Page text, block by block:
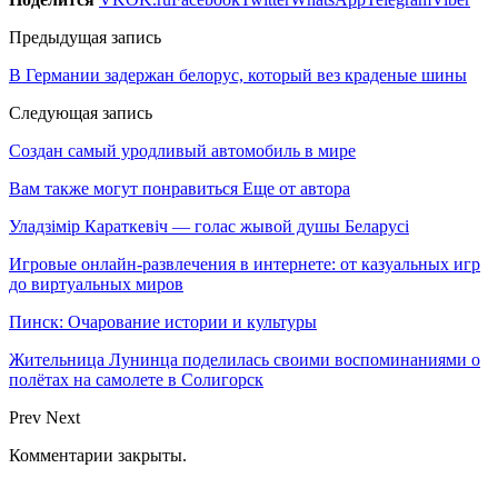
Предыдущая запись
В Германии задержан белорус, который вез краденые шины
Следующая запись
Создан самый уродливый автомобиль в мире
Вам также могут понравиться Еще от автора
Уладзімір Караткевіч — голас жывой душы Беларусі
Игровые онлайн-развлечения в интернете: от казуальных игр
до виртуальных миров
Пинск: Очарование истории и культуры
Жительница Лунинца поделилась своими воспоминаниями о
полётах на самолете в Солигорск
Prev Next
Комментарии закрыты.